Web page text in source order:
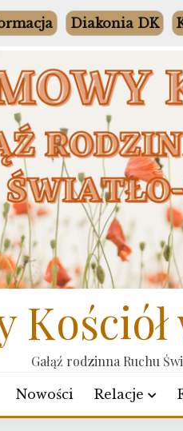
Diakonia DK
Gałąź rodzinna Ruchu
Nowości Relacje